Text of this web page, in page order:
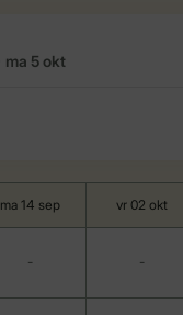
ma 14 sep vr 02 okt
- -